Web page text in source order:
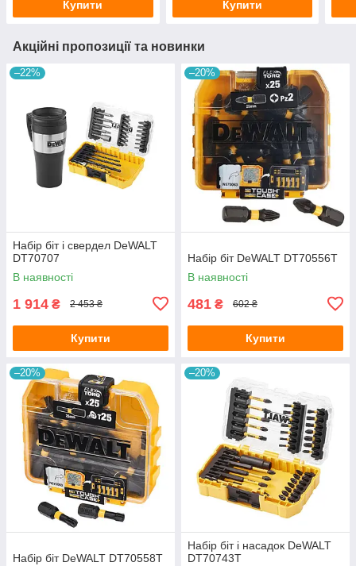
Купити Купити
Акційні пропозиції та новинки
–22%
Набір біт і свердел DeWALT
DT70707
В наявності
1 914 ₴ 2 453 ₴
Купити
–20%
Набір біт DeWALT DT70556T
В наявності
481 ₴ 602 ₴
Купити
–20%
Набір біт DeWALT DT70558T
–20%
Набір біт і насадок DeWALT
DT70743T